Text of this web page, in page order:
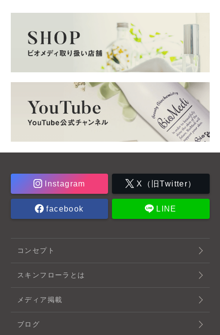
Instagram X（旧Twitter）
facebook LINE
コンセプト
スキンフローラとは
メディア掲載
ブログ